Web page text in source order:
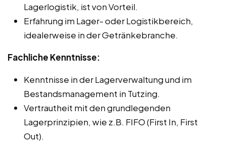
Lagerlogistik, ist von Vorteil.
Erfahrung im Lager- oder Logistikbereich,
idealerweise in der Getränkebranche.
Fachliche Kenntnisse:
Kenntnisse in der Lagerverwaltung und im
Bestandsmanagement in Tutzing.
Vertrautheit mit den grundlegenden
Lagerprinzipien, wie z.B. FIFO (First In, First
Out).